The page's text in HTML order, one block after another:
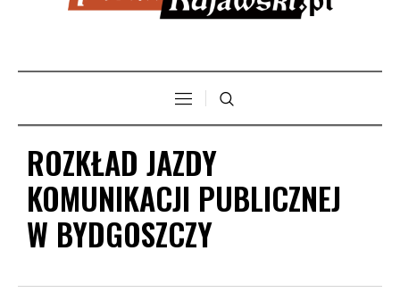
ROZKŁAD JAZDY
KOMUNIKACJI PUBLICZNEJ
W BYDGOSZCZY